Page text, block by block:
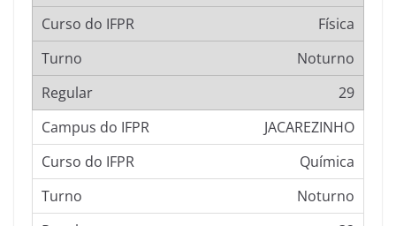
Física
Noturno
29
JACAREZINHO
Química
Noturno